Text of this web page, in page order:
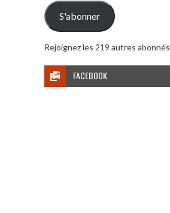
mail
S'abonner
Rejoignez les 219 autres abonnés
FACEBOOK